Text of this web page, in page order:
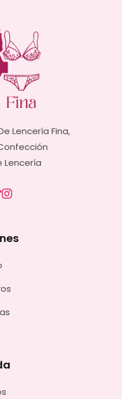
Lencería Fina,
Lencería